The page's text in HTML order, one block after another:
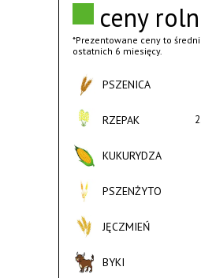
ceny
*Prezentowane ceny to
ostatnich 6 miesięcy.
PSZENICA
RZEPAK
KUKURYDZA
PSZENŻYTO
JĘCZMIEŃ
BYKI